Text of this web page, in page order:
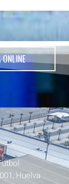
Huelva